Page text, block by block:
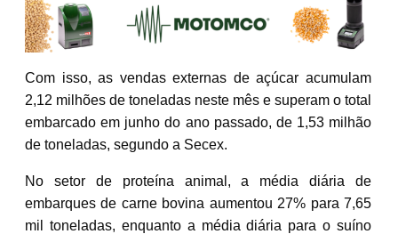
Com isso, as vendas externas de açúcar acumulam
2,12 milhões de toneladas neste mês e superam o total
embarcado em junho do ano passado, de 1,53 milhão
de toneladas, segundo a Secex.
No setor de proteína animal, a média diária de
embarques de carne bovina aumentou 27% para 7,65
mil toneladas, enquanto a média diária para o suíno